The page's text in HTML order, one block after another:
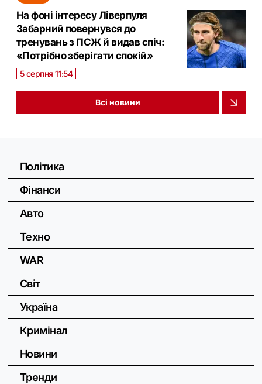
На фоні інтересу Ліверпуля
Забарний повернувся до
тренувань з ПСЖ й видав спіч:
«Потрібно зберігати спокій»
5 серпня 11:54
Всі новини
Політика
Фінанси
Авто
Техно
WAR
Світ
Україна
Кримінал
Новини
Тренди